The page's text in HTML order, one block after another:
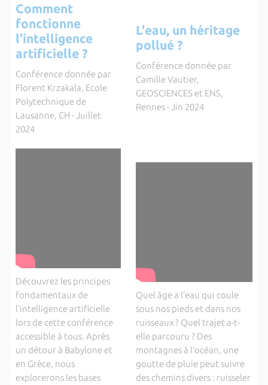
Comment
fonctionne
l'intelligence
artificielle ?
Conférence donnée par
Florent Krzakala, Ecole
Polytechnique de
Lausanne, CH - Juillet
2024
L'eau, un héritage
pollué ?
Conférence donnée par
Camille Vautier,
GEOSCIENCES et ENS,
Rennes - Jin 2024
Découvrez les principes
fondamentaux de
l’intelligence artificielle
lors de cette conférence
accessible à tous. Après
un détour à Babylone et
en Grèce, nous
explorerons les bases
Quel âge a l’eau qui coule
sous nos pieds et dans nos
ruisseaux ? Quel trajet a-t-
elle parcouru ? Des
montagnes à l’océan, une
goutte de pluie peut suivre
des chemins divers : ruisseler